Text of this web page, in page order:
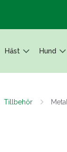
Häst Hund
Tillbehör